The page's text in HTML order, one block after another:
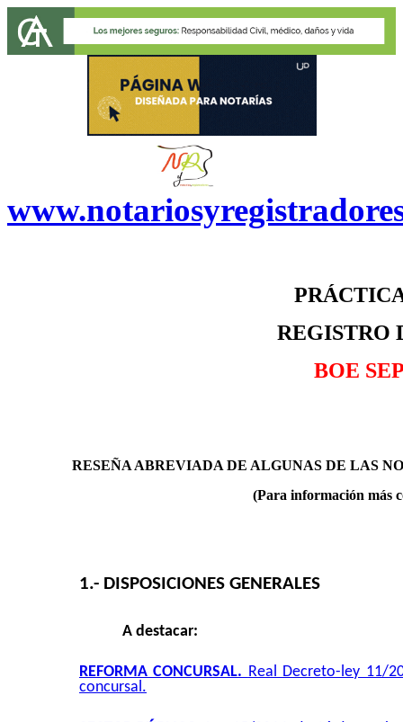
REGISTRO
BOE
RESEÑA ABREVIADA DE ALGUNAS DE LAS
(Para información más
1.- DISPOSICIONES GENERALES
A destacar:
REFORMA CONCURSAL. Real Decreto-ley 11/
concursal.